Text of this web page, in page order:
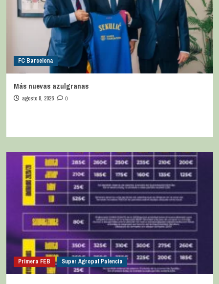
FC Barcelona
Más nuevas azulgranas
agosto 8, 2026 0
Primera FEB Super Agropal Palencia